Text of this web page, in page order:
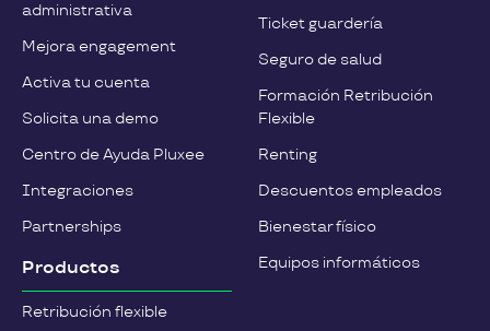
administrativa
Mejora engagement
Activa tu cuenta
Solicita una demo
Centro de Ayuda Pluxee
Integraciones
Partnerships
Productos
Retribución flexible
Ticket guardería
Seguro de salud
Formación Retribución
Flexible
Renting
Descuentos empleados
Bienestar físico
Equipos informáticos